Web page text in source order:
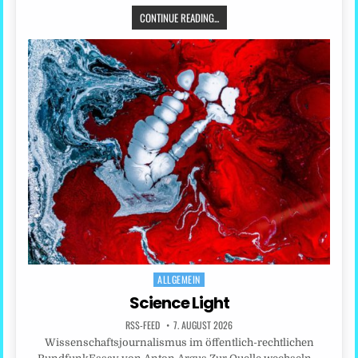
CONTINUE READING...
Posted
ALLGEMEIN
Science Light
RSS-FEED 7. AUGUST 2026
Wissenschaftsjournalismus im öffentlich-rechtlichen